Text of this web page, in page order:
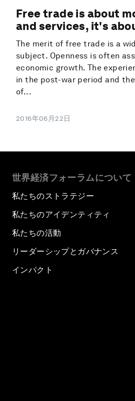
Free trade is about
and services, it's
The merit of free trade is a
subject. Openness is often
economic growth. The
in the post-war period and
of...
2016年06月22日
世界経済フォーラムについて
私たちのストラテジー
私たちのアイデンティティ
私たちの活動
リーダーシップとガバナンス
インパクト